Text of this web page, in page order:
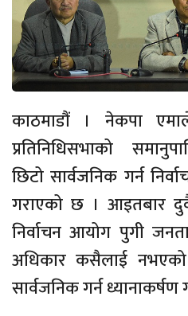
काठमाडौं । नेकपा
प्रतिनिधिसभाको
छिटो सार्वजनिक गर्न
गराएको छ । आइतबार
निर्वाचन आयोग पुगी
अधिकार कसैलाई
सार्वजनिक गर्न ध्यानाकर्षण